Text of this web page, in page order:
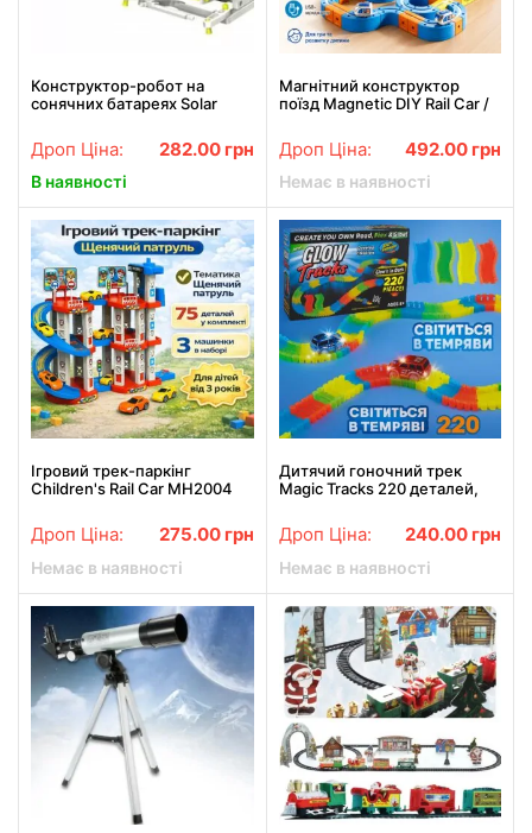
Конструктор-робот на
сонячних батареях Solar
Дроп Ціна: 282.00 грн
В наявності
Магнітний конструктор
поїзд Magnetic DIY Rail Car /
Магнітна залізниця для дітей
Дроп Ціна: 492.00 грн
Немає в наявності
Ігровий трек-паркінг
Children's Rail Car MH2004
деталей, 3 машинки в
комплекті, багаторівнева
парковка
Дроп Ціна: 275.00 грн
Немає в наявності
Дитячий гоночний трек
Magic Tracks 220 деталей,
машинкою з підсвіткою
Дроп Ціна: 240.00 грн
Немає в наявності